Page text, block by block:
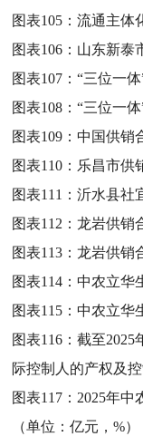
图表105：流通主体
图表106： 山东新泰
图表107：“三位一
图表108：“三位一
图表109：中国供销
图表110： 乐昌市供
图表111：沂水县社
图表112：龙岩供销
图表113：龙岩供销
图表114：中农立华
图表115：中农立华
图表116：截至2025
际控制人的产权及
图表117： 2025年中
（单位：亿元，%）